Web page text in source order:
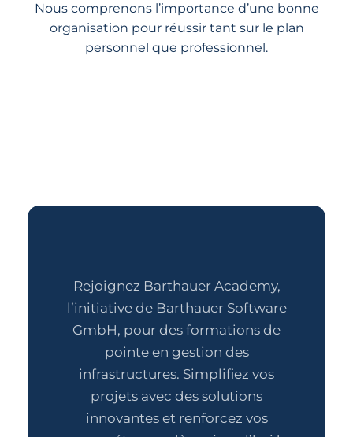
Nous comprenons l’importance d’une bonne
organisation pour réussir tant sur le plan
personnel que professionnel.
Rejoignez Barthauer Academy,
l’initiative de Barthauer Software
GmbH, pour des formations de
pointe en gestion des
infrastructures. Simplifiez vos
projets avec des solutions
innovantes et renforcez vos